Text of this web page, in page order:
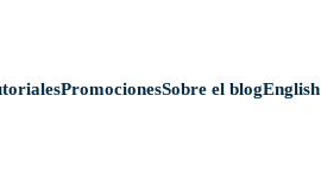
PromocionesSobre el blogEnglish